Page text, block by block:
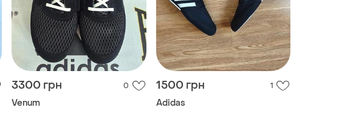
3300 грн 0
Venum
1500 грн 1
Adidas